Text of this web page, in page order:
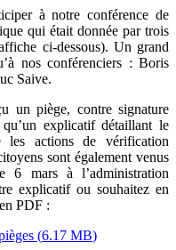
à notre conférence de
qui était donnée par trois
ci-dessous). Un grand
nos conférenciers : Boris
Saive.
un piège, contre signature
qu’un explicatif détaillant le
les actions de vérification
sont également venus
mars à l’administration
explicatif ou souhaitez en
PDF :
(6.17 MB)